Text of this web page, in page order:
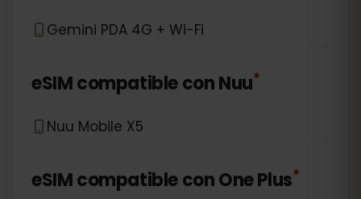
Gemini PDA 4G + Wi-Fi
eSIM compatible conNuu*
Nuu Mobile X5
eSIM compatible conOne Plus*